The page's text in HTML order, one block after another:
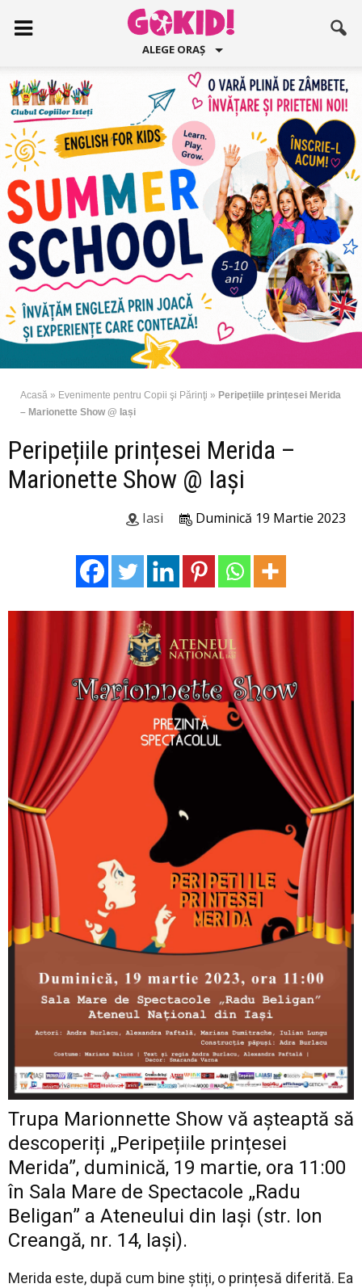
ALEGE ORAȘ
Acasă » Evenimente pentru Copii şi Părinţi » Peripețiile prințesei Merida
– Marionette Show @ Iași
Peripețiile prințesei Merida –
Marionette Show @ Iași
Duminică 19 Martie 2023
Iasi
Trupa Marionnette Show vă așteaptă să
descoperiți „Peripețiile prințesei
Merida”, duminică, 19 martie, ora 11:00
în Sala Mare de Spectacole „Radu
Beligan” a Ateneului din Iași (str. Ion
Creangă, nr. 14, Iași).
Merida este, după cum bine știți, o prințesă diferită. Ea